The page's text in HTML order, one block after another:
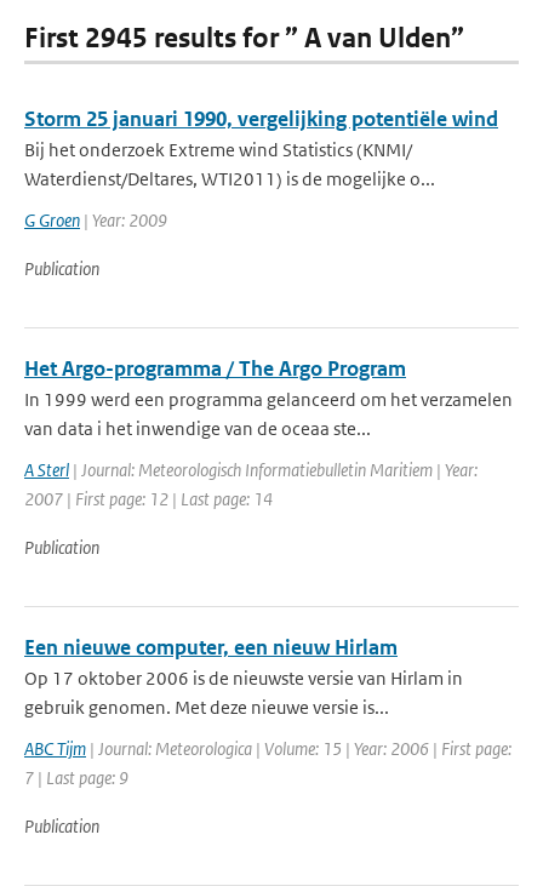
First 2945 results for ” A van Ulden”
Storm 25 januari 1990, vergelijking potentiële wind
Bij het onderzoek Extreme wind Statistics (KNMI/
Waterdienst/Deltares, WTI2011) is de mogelijke o...
G Groen | Year: 2009
Publication
Het Argo-programma / The Argo Program
In 1999 werd een programma gelanceerd om het verzamelen
van data i het inwendige van de oceaa ste...
A Sterl | Journal: Meteorologisch Informatiebulletin Maritiem | Year:
2007 | First page: 12 | Last page: 14
Publication
Een nieuwe computer, een nieuw Hirlam
Op 17 oktober 2006 is de nieuwste versie van Hirlam in
gebruik genomen. Met deze nieuwe versie is...
ABC Tijm | Journal: Meteorologica | Volume: 15 | Year: 2006 | First page:
7 | Last page: 9
Publication